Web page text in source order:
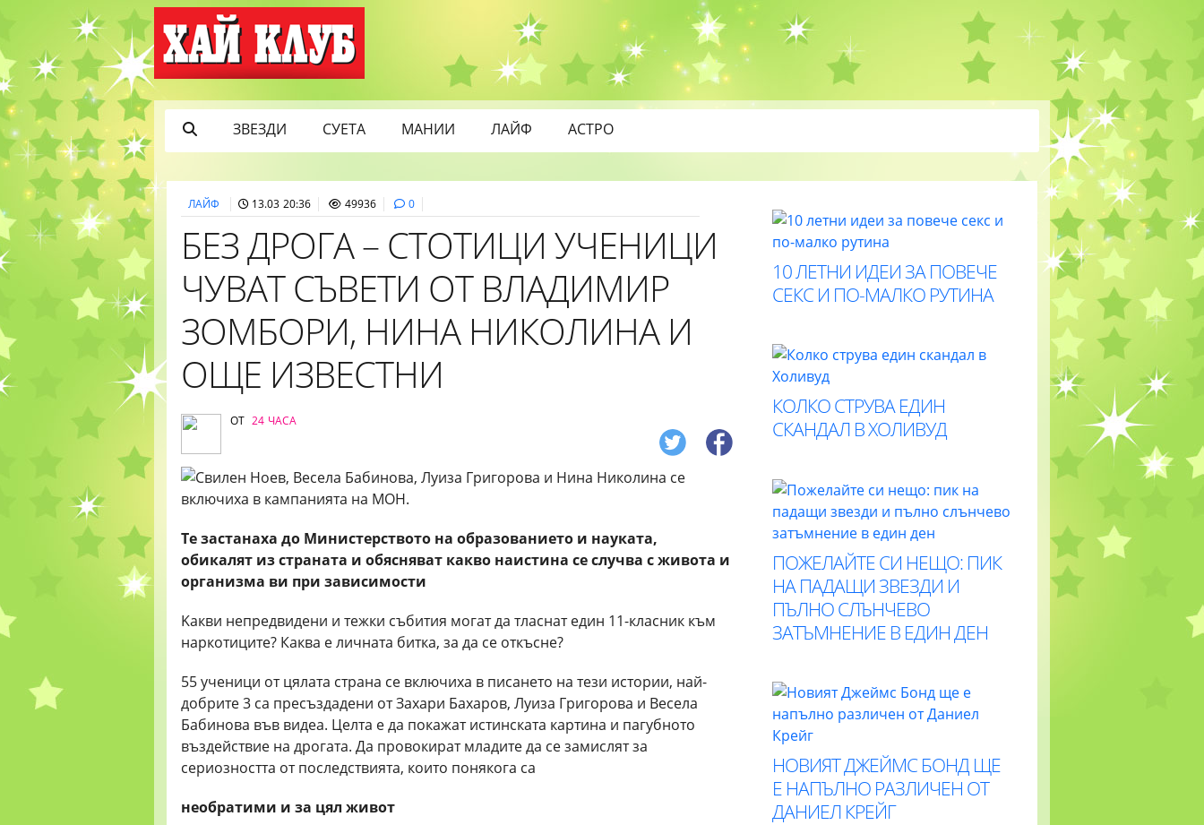
ЗВЕЗДИ СУЕТА МАНИИ ЛАЙФ АСТРО
ЛАЙФ 13.03 20:36 49936 0
БЕЗ ДРОГА – СТОТИЦИ УЧЕНИЦИ
ЧУВАТ СЪВЕТИ ОТ ВЛАДИМИР
ЗОМБОРИ, НИНА НИКОЛИНА И
ОЩЕ ИЗВЕСТНИ
ОТ 24 ЧАСА
Те застанаха до Министерството на образованието и науката,
обикалят из страната и обясняват какво наистина се случва с живота и
организма ви при зависимости
Kакви непредвидени и тежки събития могат да тласнат един 11-класник към
наркотиците? Каква е личната битка, за да се откъсне?
55 ученици от цялата страна се включиха в писането на тези истории, най-
добрите 3 са пресъздадени от Захари Бахаров, Луиза Григорова и Весела
Бабинова във видеа. Целта е да покажат истинската картина и пагубното
въздействие на дрогата. Да провокират младите да се замислят за
сериозността от последствията, които понякога са
необратими и за цял живот
10 ЛЕТНИ ИДЕИ ЗА ПОВЕЧЕ
СЕКС И ПО-МАЛКО РУТИНА
КОЛКО СТРУВА ЕДИН
СКАНДАЛ В ХОЛИВУД
ПОЖЕЛАЙТЕ СИ НЕЩО: ПИК
НА ПАДАЩИ ЗВЕЗДИ И
ПЪЛНО СЛЪНЧЕВО
ЗАТЪМНЕНИЕ В ЕДИН ДЕН
НОВИЯТ ДЖЕЙМС БОНД ЩЕ
Е НАПЪЛНО РАЗЛИЧЕН ОТ
ДАНИЕЛ КРЕЙГ